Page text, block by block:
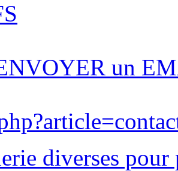
un
diverses pour